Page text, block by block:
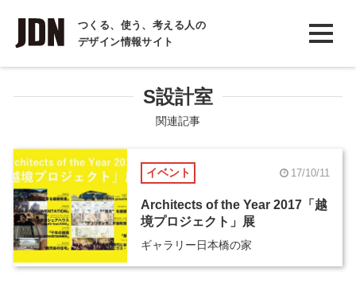
つくる、使う、考える人の
デザイン情報サイト
INTERVIEW
インタビュー
COLUMN
コラム
S設計室
関連記事
イベント 17/10/11
Architects of the Year 2017「越
境プロジェクト」展
ギャラリー日本橋の家